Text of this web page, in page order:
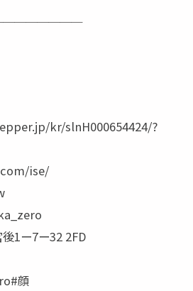
kr/slnH000654424/?
ise/
1ー7ー32 2FD
顔